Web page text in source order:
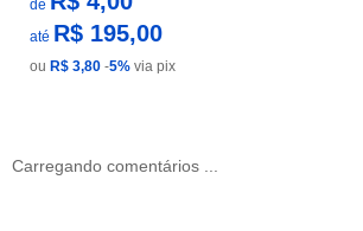
de
até R$ 195,00
ou R$ 3,80 -5% via pix
Carregando comentários ...